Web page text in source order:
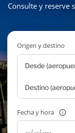
Consulte y reserve
Origen y destino
Fecha y hora